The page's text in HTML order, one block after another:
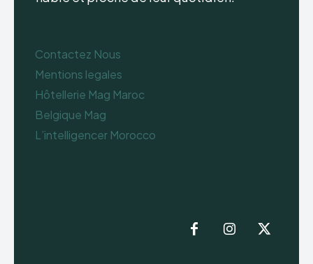
Contactez Nous
Mentions legales
Hôtellerie Mag Maroc
Belgique Mag
L’intelligencer Morocco